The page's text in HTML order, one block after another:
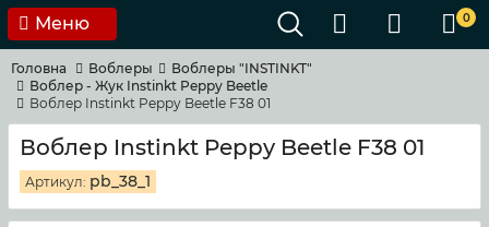
Меню 0
Головна Воблеры
Воблеры "INSTINKT"
Воблер - Жук Instinkt Peppy Beetle
Воблер Instinkt Peppy Beetle F38 01
Воблер Instinkt Peppy Beetle F38 01
Артикул: pb_38_1